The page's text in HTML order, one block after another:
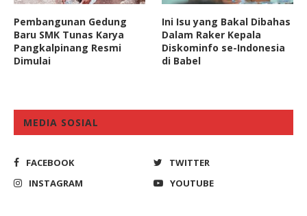
Pembangunan Gedung
Baru SMK Tunas Karya
Pangkalpinang Resmi
Dimulai
Ini Isu yang Bakal Dibahas
Dalam Raker Kepala
Diskominfo se-Indonesia
di Babel
MEDIA SOSIAL
FACEBOOK
TWITTER
INSTAGRAM
YOUTUBE